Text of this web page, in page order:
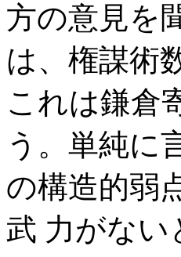
方の意見を
は、権謀術
これは鎌倉
う。単純に
の構造的弱
武 力がない